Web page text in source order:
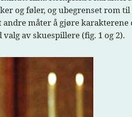
og føler, og ubegrenset rom til
måter å gjøre karakterene
av skuespillere (fig. 1 og 2).